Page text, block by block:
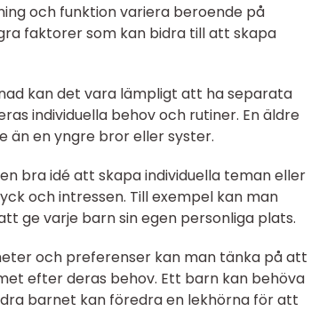
och funktion variera beroende på
faktorer som kan bidra till att skapa
kan det vara lämpligt att ha separata
individuella behov och rutiner. En äldre
än en yngre bror eller syster.
bra idé att skapa individuella teman eller
och intressen. Till exempel kan man
ge varje barn sin egen personliga plats.
och preferenser kan man tänka på att
efter deras behov. Ett barn kan behöva
barnet kan föredra en lekhörna för att